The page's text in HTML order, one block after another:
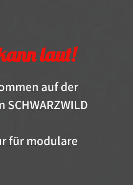
laut!
auf der
für modulare